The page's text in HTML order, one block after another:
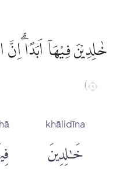
خٰلِدِيْنَ فِيْهَآ اَبَدًا
٩)
khālidīna
خَٰلِدِينَ